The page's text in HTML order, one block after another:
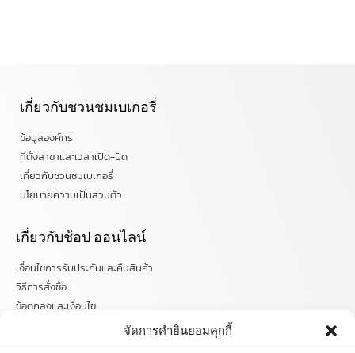
จัดการคำยินยอมคุกกี้
เกี่ยวกับชวนชมเบเกอรี่
ข้อมูลองค์กร
ที่ตั้งสาขาและเวลาเปิด-ปิด
เกี่ยวกับชวนชมเบเกอรี่
นโยบายความเป็นส่วนตัว
เกี่ยวกับช้อป ออนไลน์
เงื่อนไขการรับประกันและคืนสินค้า
วิธีการสั่งซื้อ
ข้อตกลงและเงื่อนไข